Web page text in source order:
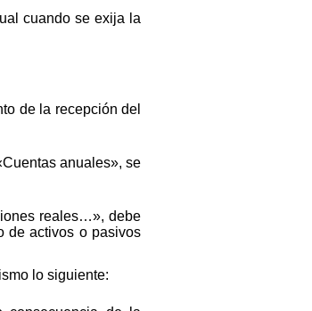
cuando se exija la
de la recepción del
anuales», se
reales…», debe
de activos o pasivos
lo siguiente: